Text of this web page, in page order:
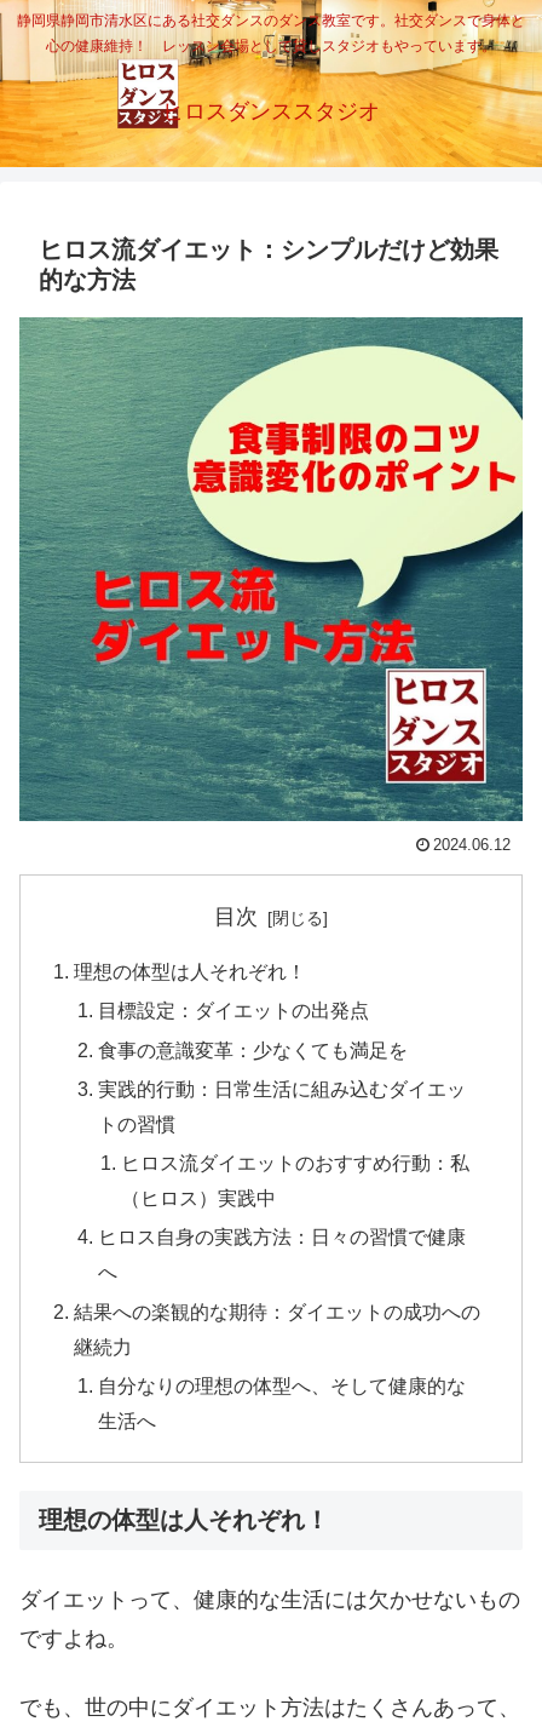
静岡県静岡市清水区にある社交ダンスのダンス教室です。社交ダンスで身体と
心の健康維持！ レッスン会場として貸しスタジオもやっています。
ヒロスダンススタジオ
ヒロス流ダイエット：シンプルだけど効果
的な方法
2024.06.12
目次
理想の体型は人それぞれ！
目標設定：ダイエットの出発点
食事の意識変革：少なくても満足を
実践的行動：日常生活に組み込むダイエッ
トの習慣
ヒロス流ダイエットのおすすめ行動：私
（ヒロス）実践中
ヒロス自身の実践方法：日々の習慣で健康
へ
結果への楽観的な期待：ダイエットの成功への
継続力
自分なりの理想の体型へ、そして健康的な
生活へ
理想の体型は人それぞれ！
ダイエットって、健康的な生活には欠かせないもの
ですよね。
でも、世の中にダイエット方法はたくさんあって、